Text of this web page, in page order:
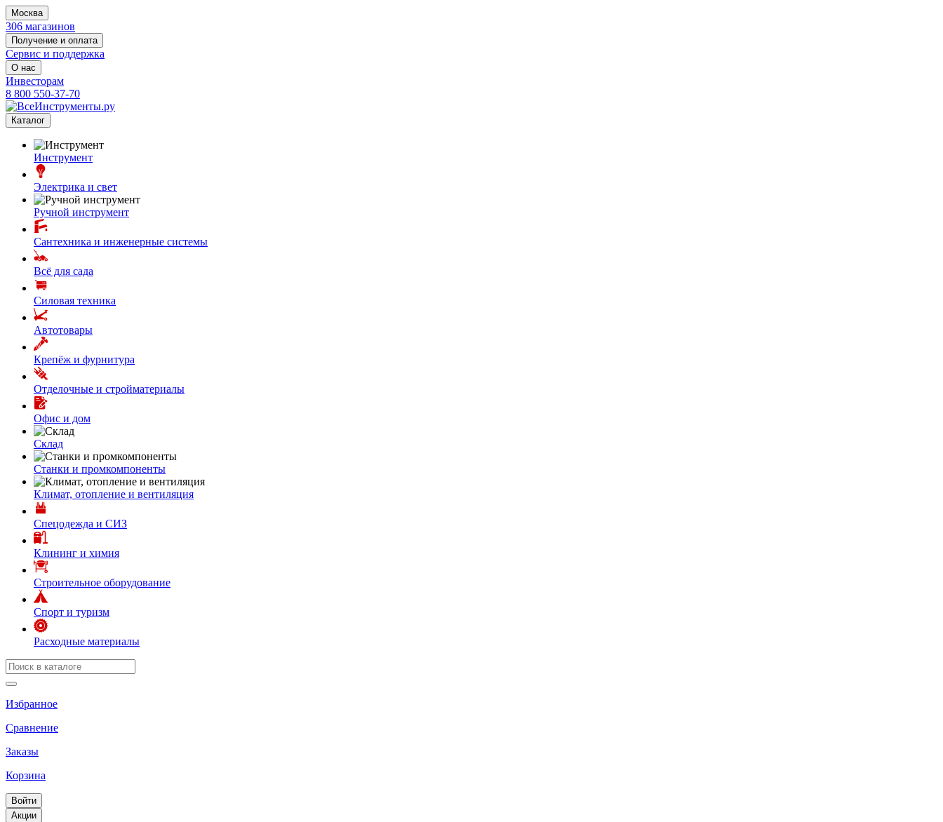
Москва
306 магазинов
Получение и оплата
Сервис и поддержка
О нас
Инвесторам
8 800 550-37-70
Каталог
Инструмент
Электрика и свет
Ручной инструмент
Сантехника и инженерные системы
Всё для сада
Силовая техника
Автотовары
Крепёж и фурнитура
Отделочные и стройматериалы
Офис и дом
Склад
Станки и промкомпоненты
Климат, отопление и вентиляция
Спецодежда и СИЗ
Клининг и химия
Строительное оборудование
Спорт и туризм
Расходные материалы
Избранное
Сравнение
Заказы
Корзина
Войти
Акции